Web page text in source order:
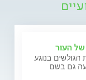
העור
הגולשים בנוגע
גם בשם